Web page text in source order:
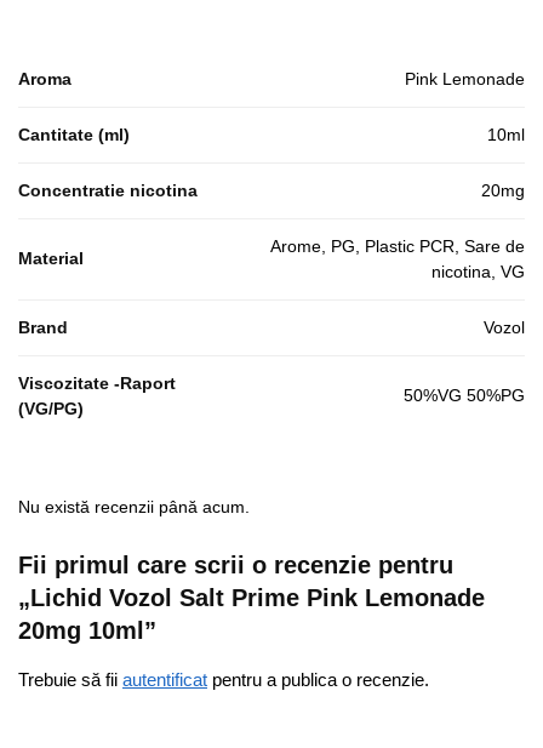
Aroma Pink Lemonade
Cantitate (ml) 10ml
Concentratie nicotina 20mg
Material
Arome, PG, Plastic PCR, Sare de
nicotina, VG
Brand Vozol
Viscozitate -Raport
(VG/PG)
50%VG 50%PG
Nu există recenzii până acum.
Fii primul care scrii o recenzie pentru
„Lichid Vozol Salt Prime Pink Lemonade
20mg 10ml”
Trebuie să fii autentificat pentru a publica o recenzie.